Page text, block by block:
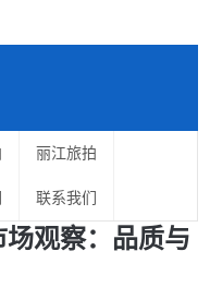
丽江旅拍
联系我们
观察：品质与